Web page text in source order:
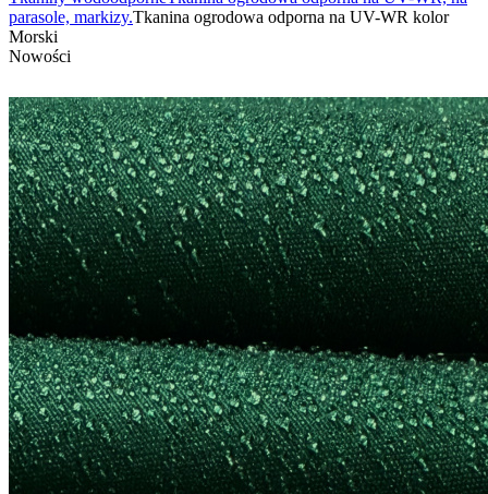
parasole, markizy.Tkanina ogrodowa odporna na UV-WR kolor
Morski
Nowości